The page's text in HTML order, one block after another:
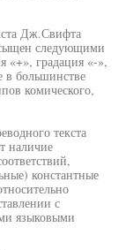
Дж.Свифта
следующими
«+», градация «-»,
в большинстве
комического,
текста
наличие
константные
с
языковыми